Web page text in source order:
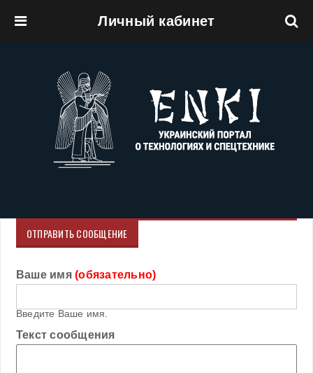
Личный кабинет
ОТПРАВИТЬ СООБЩЕНИЕ
Ваше имя(обязательно)
Введите Ваше имя.
Текст сообщения